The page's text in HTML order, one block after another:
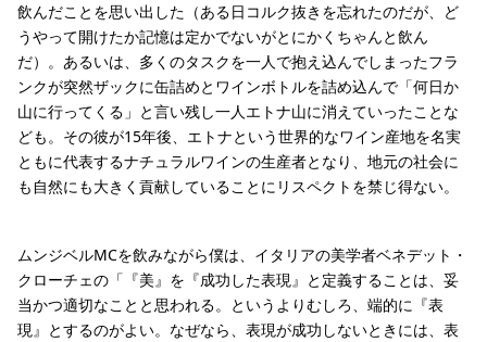
飲んだことを思い出した（ある日コルク抜きを忘れたのだが、ど
うやって開けたか記憶は定かでないがとにかくちゃんと飲ん
だ）。あるいは、多くのタスクを一人で抱え込んでしまったフラ
ンクが突然ザックに缶詰めとワインボトルを詰め込んで「何日か
山に行ってくる」と言い残し一人エトナ山に消えていったことな
ども。その彼が15年後、エトナという世界的なワイン産地を名実
ともに代表するナチュラルワインの生産者となり、地元の社会に
も自然にも大きく貢献していることにリスペクトを禁じ得ない。
ムンジベルMCを飲みながら僕は、イタリアの美学者ベネデット・
クローチェの「『美』を『成功した表現』と定義することは、妥
当かつ適切なことと思われる。というよりむしろ、端的に『表
現』とするのがよい。なぜなら、表現が成功しないときには、表